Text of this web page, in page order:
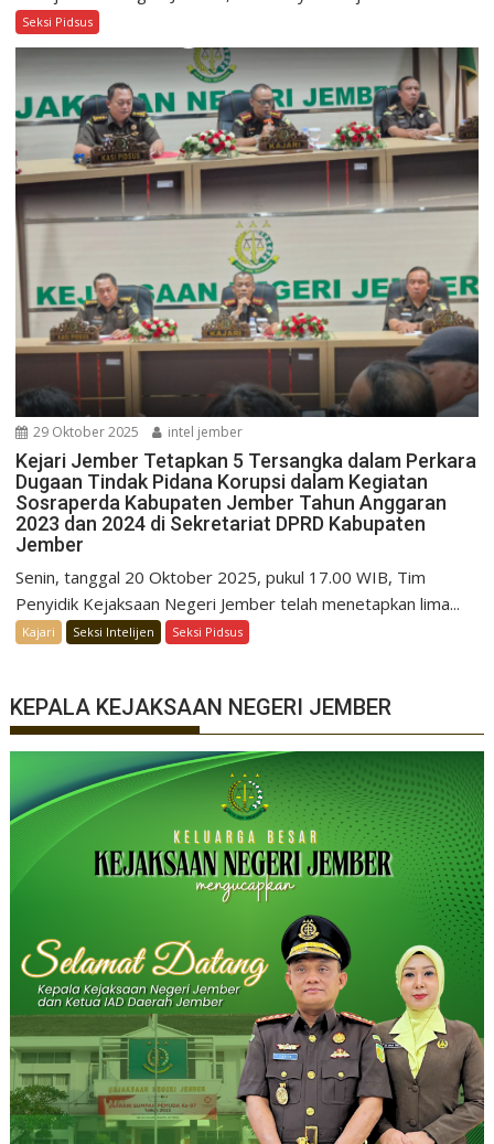
Seksi Pidsus
29 Oktober 2025 intel jember
Kejari Jember Tetapkan 5 Tersangka dalam Perkara
Dugaan Tindak Pidana Korupsi dalam Kegiatan
Sosraperda Kabupaten Jember Tahun Anggaran
2023 dan 2024 di Sekretariat DPRD Kabupaten
Jember
Senin, tanggal 20 Oktober 2025, pukul 17.00 WIB, Tim
Penyidik Kejaksaan Negeri Jember telah menetapkan lima...
Kajari Seksi Intelijen Seksi Pidsus
KEPALA KEJAKSAAN NEGERI JEMBER